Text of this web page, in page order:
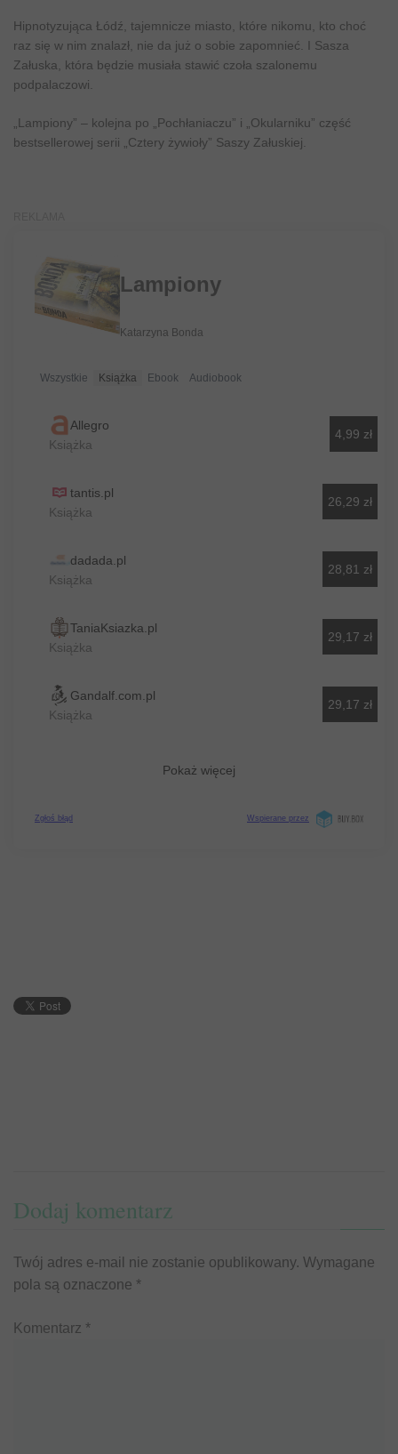
Hipnotyzująca Łódź, tajemnicze miasto, które nikomu, kto choć
raz się w nim znalazł, nie da już o sobie zapomnieć. I Sasza
Załuska, która będzie musiała stawić czoła szalonemu
podpalaczowi.
„Lampiony” – kolejna po „Pochłaniaczu” i „Okularniku” część
bestsellerowej serii „Cztery żywioły” Saszy Załuskiej.
Dodaj komentarz
Twój adres e-mail nie zostanie opublikowany. Wymagane
pola są oznaczone *
Komentarz *